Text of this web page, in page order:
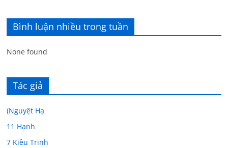
Bình luận nhiều trong tuần
None found
Tác giả
(Nguyệt Hạ
11 Hạnh
7 Kiều Trinh